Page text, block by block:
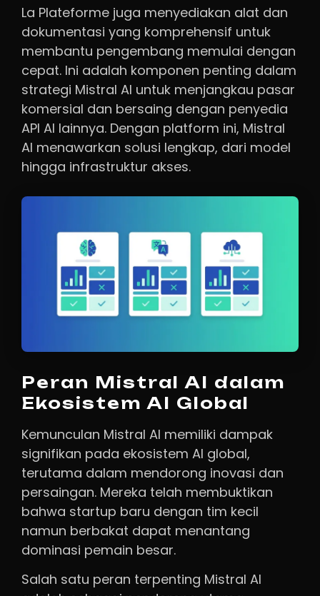
La Plateforme juga menyediakan alat dan
dokumentasi yang komprehensif untuk
membantu pengembang memulai dengan
cepat. Ini adalah komponen penting dalam
strategi Mistral AI untuk menjangkau pasar
komersial dan bersaing dengan penyedia
API AI lainnya. Dengan platform ini, Mistral
AI menawarkan solusi lengkap, dari model
hingga infrastruktur akses.
Peran Mistral AI dalam
Ekosistem AI Global
Kemunculan Mistral AI memiliki dampak
signifikan pada ekosistem AI global,
terutama dalam mendorong inovasi dan
persaingan. Mereka telah membuktikan
bahwa startup baru dengan tim kecil
namun berbakat dapat menantang
dominasi pemain besar.
Salah satu peran terpenting Mistral AI